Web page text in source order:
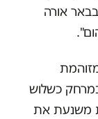
אורה
כשלוש
משנעת את